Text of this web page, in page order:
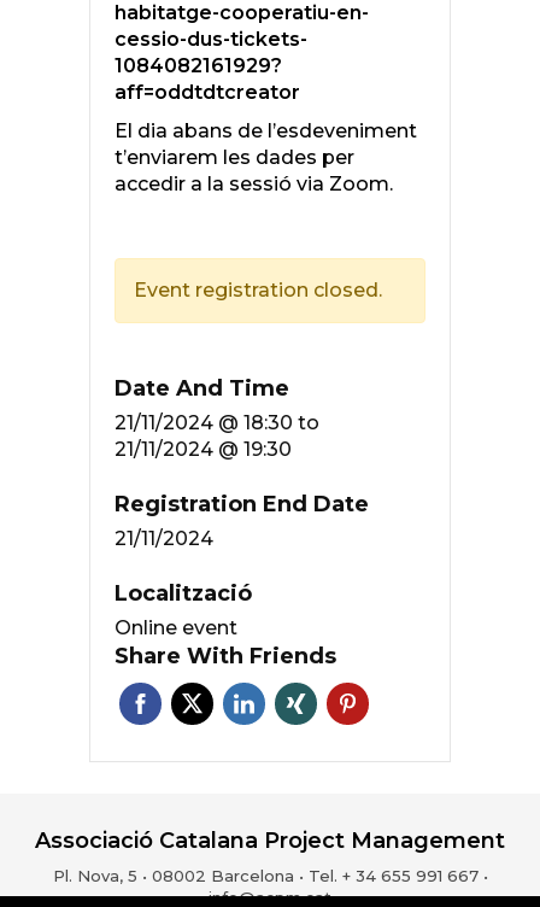
habitatge-cooperatiu-en-
cessio-dus-tickets-
1084082161929?
aff=oddtdtcreator
El dia abans de l’esdeveniment
t’enviarem les dades per
accedir a la sessió via Zoom.
Event registration closed.
Date And Time
21/11/2024 @ 18:30 to
21/11/2024 @ 19:30
Registration End Date
21/11/2024
Localització
Online event
Share With Friends
Associació Catalana Project Management
Pl. Nova, 5 • 08002 Barcelona • Tel. + 34 655 991 667 •
info@acpm.cat